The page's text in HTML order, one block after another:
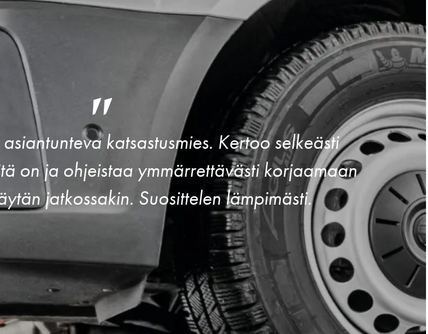
katsastusmies. Kertoo selkeästi
on ja ohjeistaa ymmärrettävästi korjaamaan
jatkossakin. Suosittelen lämpimästi.